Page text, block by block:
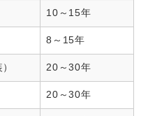
10～15年
8～15年
20～30年
20～30年